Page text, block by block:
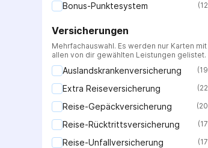
Bonus-Punktesystem (12
Versicherungen
Mehrfachauswahl. Es werden nur Karten mit
allen von dir gewählten Leistungen gelistet.
Auslandskrankenversicherung (19
Extra Reiseversicherung (22
Reise-Gepäckversicherung (20
Reise-Rücktrittsversicherung (17
Reise-Unfallversicherung (17